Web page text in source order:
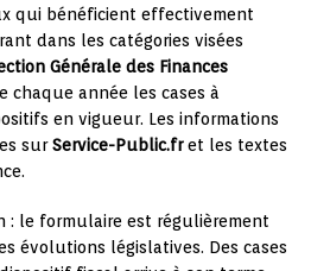
qui bénéficient effectivement
dans les catégories visées
Générale des Finances
chaque année les cases à
en vigueur. Les informations
surService-Public.fret les textes
: le formulaire est régulièrement
évolutions législatives. Des cases